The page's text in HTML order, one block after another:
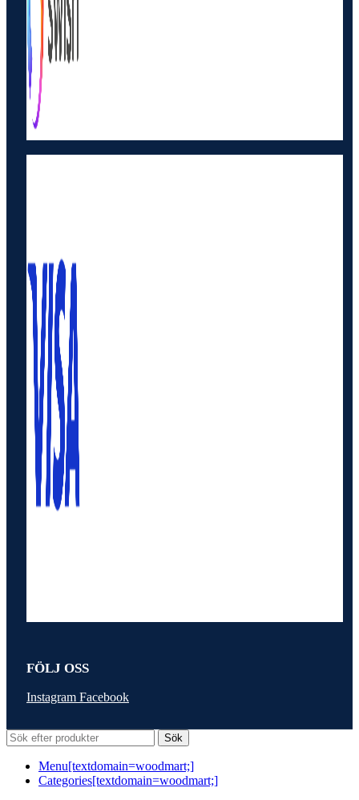
FÖLJ OSS
Instagram Facebook
Sök
Menu[textdomain=woodmart;]
Categories[textdomain=woodmart;]